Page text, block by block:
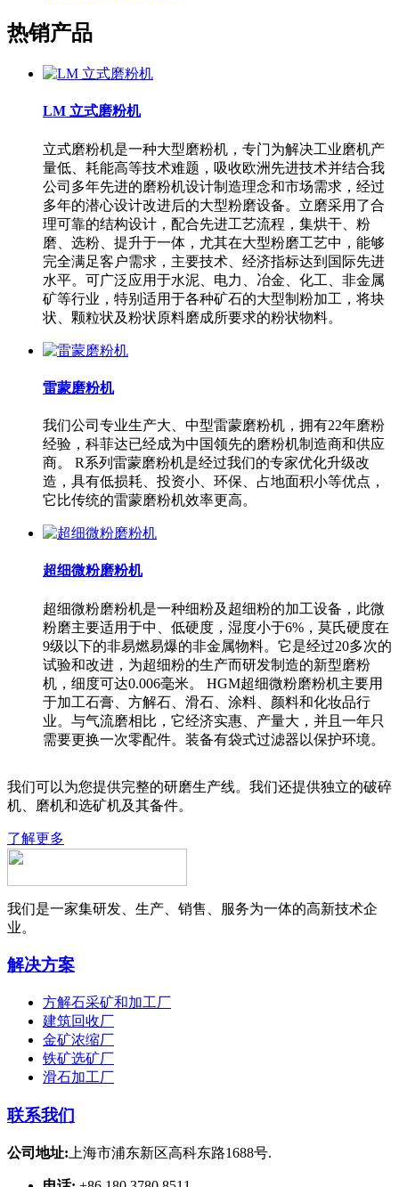
热销产品
LM 立式磨粉机
立式磨粉机是一种大型磨粉机，专门为解决工业磨机产
量低、耗能高等技术难题，吸收欧洲先进技术并结合我
公司多年先进的磨粉机设计制造理念和市场需求，经过
多年的潜心设计改进后的大型粉磨设备。立磨采用了合
理可靠的结构设计，配合先进工艺流程，集烘干、粉
磨、选粉、提升于一体，尤其在大型粉磨工艺中，能够
完全满足客户需求，主要技术、经济指标达到国际先进
水平。可广泛应用于水泥、电力、冶金、化工、非金属
矿等行业，特别适用于各种矿石的大型制粉加工，将块
状、颗粒状及粉状原料磨成所要求的粉状物料。
雷蒙磨粉机
我们公司专业生产大、中型雷蒙磨粉机，拥有22年磨粉
经验，科菲达已经成为中国领先的磨粉机制造商和供应
商。 R系列雷蒙磨粉机是经过我们的专家优化升级改
造，具有低损耗、投资小、环保、占地面积小等优点，
它比传统的雷蒙磨粉机效率更高。
超细微粉磨粉机
超细微粉磨粉机是一种细粉及超细粉的加工设备，此微
粉磨主要适用于中、低硬度，湿度小于6%，莫氏硬度在
9级以下的非易燃易爆的非金属物料。它是经过20多次的
试验和改进，为超细粉的生产而研发制造的新型磨粉
机，细度可达0.006毫米。 HGM超细微粉磨粉机主要用
于加工石膏、方解石、滑石、涂料、颜料和化妆品行
业。与气流磨相比，它经济实惠、产量大，并且一年只
需要更换一次零配件。装备有袋式过滤器以保护环境。
我们可以为您提供完整的研磨生产线。我们还提供独立的破碎
机、磨机和选矿机及其备件。
了解更多
我们是一家集研发、生产、销售、服务为一体的高新技术企
业。
解决方案
方解石采矿和加工厂
建筑回收厂
金矿浓缩厂
铁矿选矿厂
滑石加工厂
联系我们
公司地址: 上海市浦东新区高科东路1688号.